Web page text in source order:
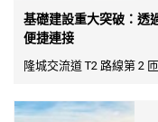
基礎建設重大突破：透
便捷連接
隆城交流道 T2 路線第 2